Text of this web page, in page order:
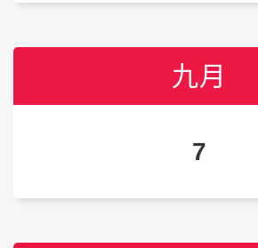
九月
7
九月
6
九月
4